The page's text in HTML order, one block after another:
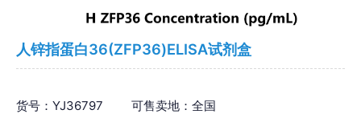
人锌指蛋白36(ZFP36)ELISA试剂盒
货号：YJ36797 可售卖地：全国